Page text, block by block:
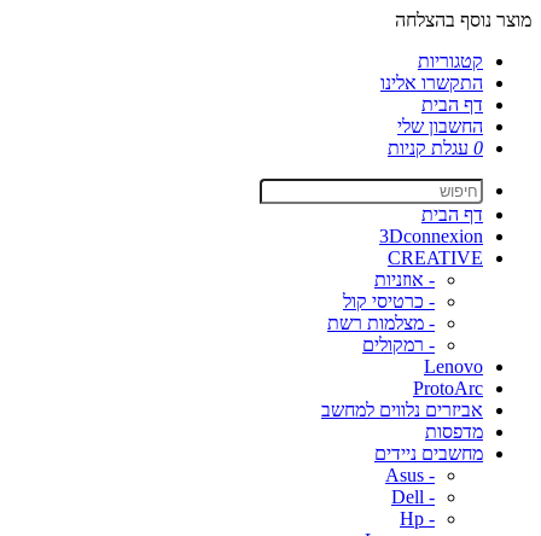
מוצר נוסף בהצלחה
קטגוריות
התקשרו אלינו
דף הבית
החשבון שלי
0 עגלת קניות
דף הבית
3Dconnexion
CREATIVE
- אוזניות
- כרטיסי קול
- מצלמות רשת
- רמקולים
Lenovo
ProtoArc
אביזרים נלווים למחשב
מדפסות
מחשבים ניידים
- Asus
- Dell
- Hp